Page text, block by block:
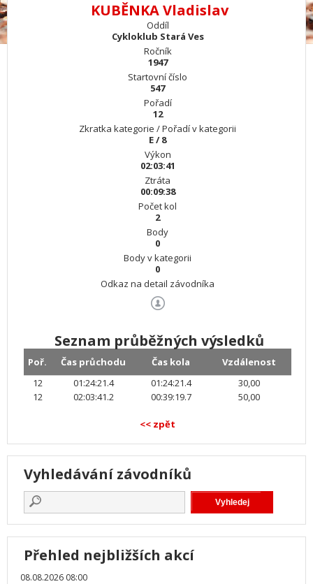
KUBĚNKA Vladislav
Oddíl
Cykloklub Stará Ves
Ročník
1947
Startovní číslo
547
Pořadí
12
Zkratka kategorie / Pořadí v kategorii
E / 8
Výkon
02:03:41
Ztráta
00:09:38
Počet kol
2
Body
0
Body v kategorii
0
Odkaz na detail závodníka
Seznam průběžných výsledků
Poř. Čas průchodu Čas kola
Vzdálenost
12
01:24:21.4 01:24:21.4
30,00
12
02:03:41.2 00:39:19.7 50,00
<< zpět
Vyhledávání závodníků
Přehled nejbližších akcí
08.08.2026 08:00